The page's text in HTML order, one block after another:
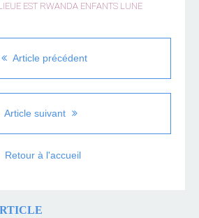
EST RWANDA ENFANTS LUNE
Article précédent
Article suivant
Retour à l'accueil